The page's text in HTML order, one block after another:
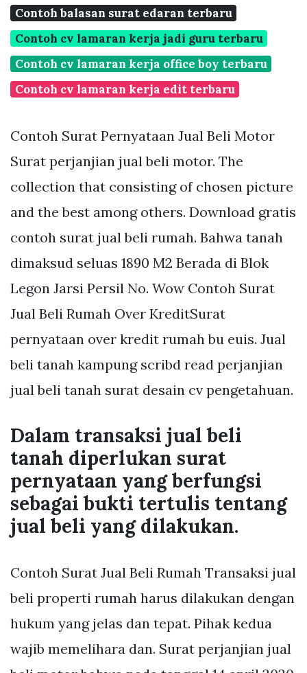
Contoh balasan surat edaran terbaru
Contoh cv lamaran kerja jadi guru terbaru
Contoh cv lamaran kerja office boy terbaru
Contoh cv lamaran kerja edit terbaru
Contoh Surat Pernyataan Jual Beli Motor
Surat perjanjian jual beli motor. The
collection that consisting of chosen picture
and the best among others. Download gratis
contoh surat jual beli rumah. Bahwa tanah
dimaksud seluas 1890 M2 Berada di Blok
Legon Jarsi Persil No. Wow Contoh Surat
Jual Beli Rumah Over KreditSurat
pernyataan over kredit rumah bu euis. Jual
beli tanah kampung scribd read perjanjian
jual beli tanah surat desain cv pengetahuan.
Dalam transaksi jual beli
tanah diperlukan surat
pernyataan yang berfungsi
sebagai bukti tertulis tentang
jual beli yang dilakukan.
Contoh Surat Jual Beli Rumah Transaksi jual
beli properti rumah harus dilakukan dengan
hukum yang jelas dan tepat. Pihak kedua
wajib memelihara dan. Surat perjanjian jual